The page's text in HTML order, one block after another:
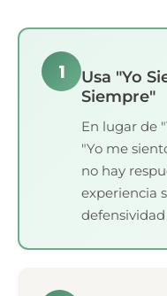
1
Usa "Yo
Siempre"
En lugar de
"Yo me
no hay
experiencia